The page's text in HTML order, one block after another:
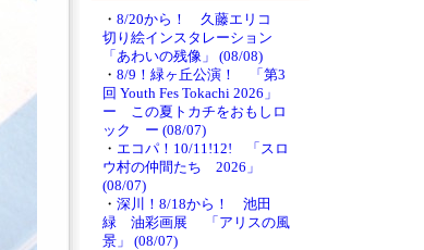
・ 8/20から！ 久藤エリコ
切り絵インスタレーション
「あわいの残像」 (08/08)
・ 8/9！緑ヶ丘公演！ 「第3
回 Youth Fes Tokachi 2026」
ー この夏トカチをおもしロ
ック ー (08/07)
・ エコパ！10/11!12! 「スロ
ウ村の仲間たち 2026」
(08/07)
・ 深川！8/18から！ 池田
緑 油彩画展 「アリスの風
景」 (08/07)